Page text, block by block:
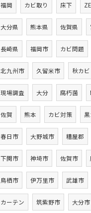
福岡 カビ取り 床下
大分県 熊本県 佐賀県
長崎県 福岡市 カビ問題
北九州市 久留米市 秋カビ
現場調査 大分 腐朽菌
佐賀 熊本 カビ対策
春日市 大野城市 糟屋郡
下関市 神埼市 佐賀市
鳥栖市 伊万里市 武雄市
カーテン 筑紫野市 大分市